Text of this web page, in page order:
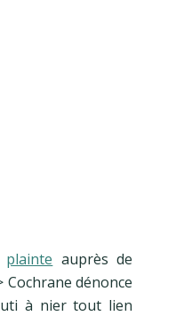
plainte auprès de
Cochrane dénonce
à nier tout lien